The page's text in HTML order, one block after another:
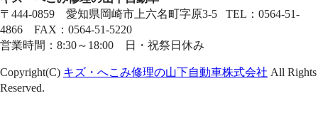
〒444-0859 愛知県岡崎市上六名町字原3-5 TEL：0564-51-
4866 FAX：0564-51-5220
営業時間：8:30～18:00 日・祝祭日休み
Copyright(C) キズ・へこみ修理の山下自動車株式会社 All Rights
Reserved.